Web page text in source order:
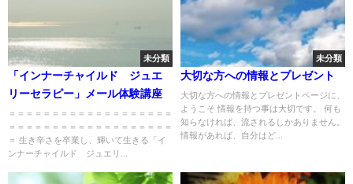
未分類
「インナーチャイルド ジュエ
リーセラピー」メール体験講座
＝＝＝＝＝＝＝＝＝＝＝＝＝＝＝＝＝＝＝
＝＝＝＝＝＝＝＝＝＝＝＝＝＝＝＝＝＝＝
＝ 生き辛さを卒業し、輝いて生きる「イ
ンナーチャイルド ジュエリ...
未分類
大切な方への情報とプレゼント
大切な方への情報とプレゼントページに、
ようこそ 情報を持つ事は大切です。 何も
知らなければ、流されるしかありません。
情報があれば、自分はど...